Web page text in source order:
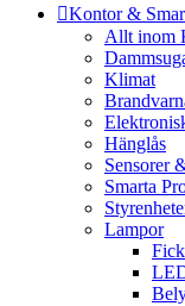
Kontor &
Allt inom
Klimat
Hänglås
Sensorer
Smarta
Lampor